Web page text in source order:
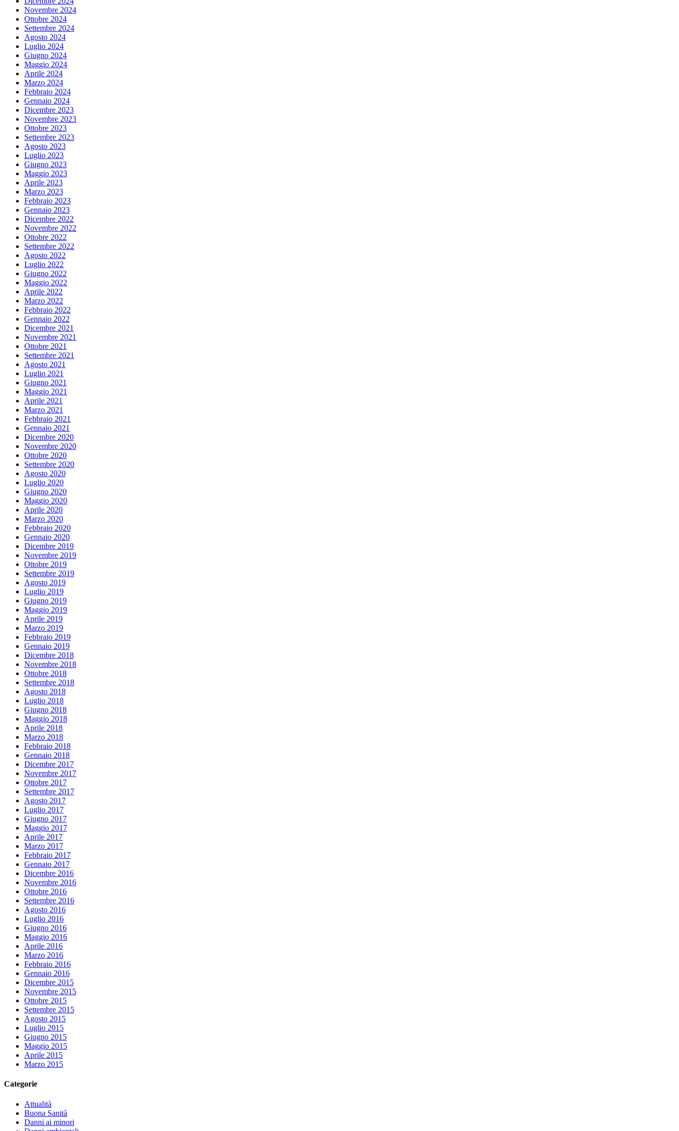
Novembre 2024
Ottobre 2024
Settembre 2024
Agosto 2024
Luglio 2024
Giugno 2024
Maggio 2024
Aprile 2024
Marzo 2024
Febbraio 2024
Gennaio 2024
Dicembre 2023
Novembre 2023
Ottobre 2023
Settembre 2023
Agosto 2023
Luglio 2023
Giugno 2023
Maggio 2023
Aprile 2023
Marzo 2023
Febbraio 2023
Gennaio 2023
Dicembre 2022
Novembre 2022
Ottobre 2022
Settembre 2022
Agosto 2022
Luglio 2022
Giugno 2022
Maggio 2022
Aprile 2022
Marzo 2022
Febbraio 2022
Gennaio 2022
Dicembre 2021
Novembre 2021
Ottobre 2021
Settembre 2021
Agosto 2021
Luglio 2021
Giugno 2021
Maggio 2021
Aprile 2021
Marzo 2021
Febbraio 2021
Gennaio 2021
Dicembre 2020
Novembre 2020
Ottobre 2020
Settembre 2020
Agosto 2020
Luglio 2020
Giugno 2020
Maggio 2020
Aprile 2020
Marzo 2020
Febbraio 2020
Gennaio 2020
Dicembre 2019
Novembre 2019
Ottobre 2019
Settembre 2019
Agosto 2019
Luglio 2019
Giugno 2019
Maggio 2019
Aprile 2019
Marzo 2019
Febbraio 2019
Gennaio 2019
Dicembre 2018
Novembre 2018
Ottobre 2018
Settembre 2018
Agosto 2018
Luglio 2018
Giugno 2018
Maggio 2018
Aprile 2018
Marzo 2018
Febbraio 2018
Gennaio 2018
Dicembre 2017
Novembre 2017
Ottobre 2017
Settembre 2017
Agosto 2017
Luglio 2017
Giugno 2017
Maggio 2017
Aprile 2017
Marzo 2017
Febbraio 2017
Gennaio 2017
Dicembre 2016
Novembre 2016
Ottobre 2016
Settembre 2016
Agosto 2016
Luglio 2016
Giugno 2016
Maggio 2016
Aprile 2016
Marzo 2016
Febbraio 2016
Gennaio 2016
Dicembre 2015
Novembre 2015
Ottobre 2015
Settembre 2015
Agosto 2015
Luglio 2015
Giugno 2015
Maggio 2015
Aprile 2015
Marzo 2015
Categorie
Attualità
Buona Sanità
Danni ai minori